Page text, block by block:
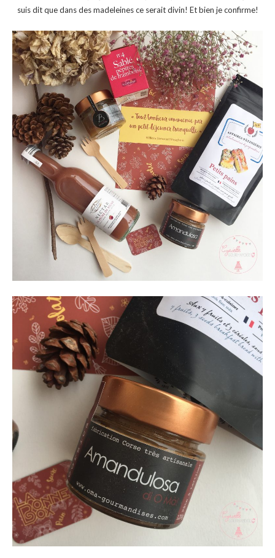
suis dit que dans des madeleines ce serait divin! Et bien je confirme!